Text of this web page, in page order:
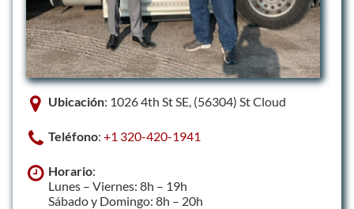
Ubicación: 1026 4th St SE, (56304) St Cloud
Teléfono: +1 320-420-1941
Horario:
Lunes – Viernes: 8h – 19h
Sábado y Domingo: 8h – 20h